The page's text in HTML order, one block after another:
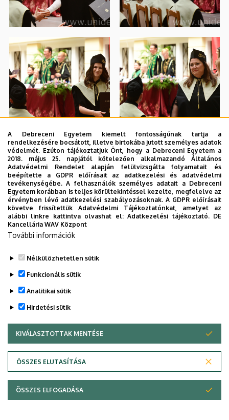
A Debreceni Egyetem kiemelt fontosságúnak tartja a
rendelkezésére bocsátott, illetve birtokába jutott személyes adatok
védelmét. Ezúton tájékoztatjuk Önt, hogy a Debreceni Egyetem a
2018. május 25. napjától kötelezően alkalmazandó Általános
Adatvédelmi Rendelet alapján felülvizsgálta folyamatait és
beépítette a GDPR előírásait az adatkezelési és adatvédelmi
tevékenységébe. A felhasználók személyes adatait a Debreceni
Egyetem korábban is teljes körültekintéssel kezelte, megfelelve az
érvényben lévő adatkezelési szabályozásoknak. A GDPR előírásait
követve frissítettük Adatvédelmi Tájékoztatónkat, amelyet az
alábbi linkre kattintva olvashat el:Adatkezelési tájékoztató. DE
Kancellária WAV Központ
További információk
Nélkülözhetetlen sütik
Funkcionális sütik
Analitikai sütik
Hirdetési sütik
KIVÁLASZTOTTAK MENTÉSE
ÖSSZES ELUTASÍTÁSA
WITHDRAW CONSENT
ÖSSZES ELFOGADÁSA